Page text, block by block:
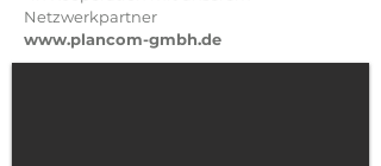
Netzwerkpartner
www.plancom-gmbh.de